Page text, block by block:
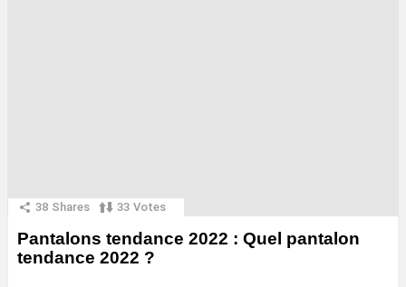
38 Shares 33 Votes
Pantalons tendance 2022 : Quel pantalon
tendance 2022 ?